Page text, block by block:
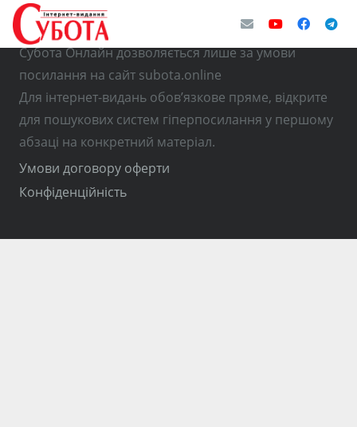
© Використання матеріалів з інтернет-видання
Субота Онлайн дозволяється лише за умови
посилання на сайт subota.online
Для інтернет-видань обов’язкове пряме, відкрите
для пошукових систем гіперпосилання у першому
абзаці на конкретний матеріал.
Умови договору оферти
Конфіденційність